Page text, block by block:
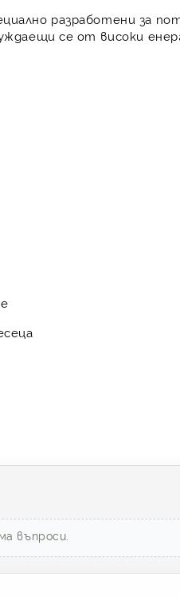
разработени за
се от високи
въпроси.